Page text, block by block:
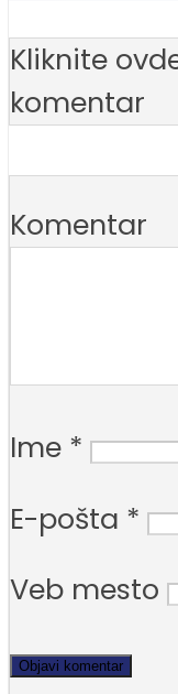
Kliknite
komentar
Komentar
Ime *
E-pošta *
Veb mesto